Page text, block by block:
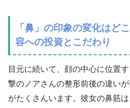
「鼻」の印象の変化はど
容への投資とこだわり
目元に続いて、顔の中心に位置
撃のノアさんの整形前後の違い
がたくさんいます。彼女の鼻筋